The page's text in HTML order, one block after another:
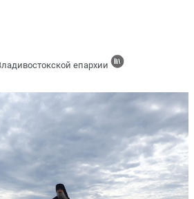
епархии